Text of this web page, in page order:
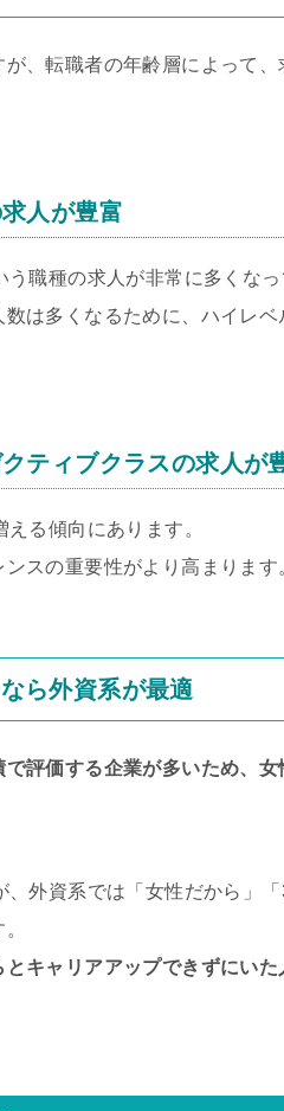
、転職者の年齢層によって、
人が豊富
う職種の求人が非常に多くなっ
は多くなるために、ハイレベ
ティブクラスの求人が
る傾向にあります。
スの重要性がより高まります
ら外資系が最適
で評価する企業が多いため、女
外資系では「女性だから」
とキャリアアップできずにい